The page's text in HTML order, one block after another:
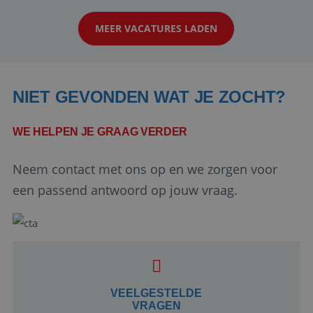
klanten te overtuigen om die droomreis te
boeken! ...
MEER VACATURES LADEN
NIET GEVONDEN WAT JE ZOCHT?
WE HELPEN JE GRAAG VERDER
Neem contact met ons op en we zorgen voor
een passend antwoord op jouw vraag.
VEELGESTELDE
VRAGEN
Google Privacy Policy